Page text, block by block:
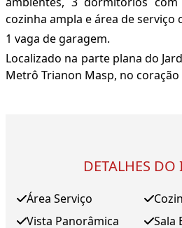
cozinha ampla e área de serviço
1 vaga de garagem.
Localizado na parte plana do
Metrô Trianon Masp, no coração
DETALHES DO
Área Serviço
Vista Panorâmica
Sala